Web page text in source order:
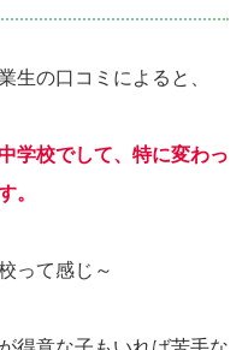
生の口コミによると、
学校でして、特に変わっ
。
って感じ～